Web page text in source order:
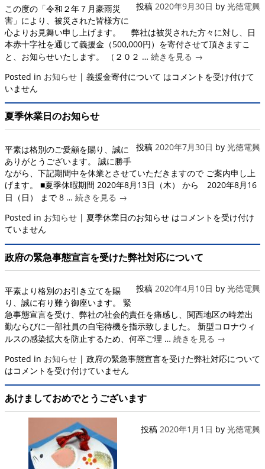
投稿 2020年9月30日 by 光徳電興
この度の「令和２年７月豪雨災
害」により、被災された皆様方に
心よりお見舞い申し上げます。 弊社は被災された方々に対し、日
本赤十字社を通じて義援金（500,000円）を寄付させて頂きますこ
と、お知らせいたします。 （２０２ … 続きを見る →
Posted in お知らせ | 義援金寄付について はコメントを受け付けて
いません
夏季休業日のお知らせ
投稿 2020年7月30日 by 光徳電興
平素は格別のご愛顧を賜り、誠に
ありがとうございます。 誠に勝手
ながら、下記期間中を休業とさせていただきますので ご案内申し上
げます。 ■夏季休暇期間 2020年8月13日（木） から 2020年8月16
日（日） まで 8 … 続きを見る →
Posted in お知らせ | 夏季休業日のお知らせ はコメントを受け付け
ていません
政府の緊急事態宣言を受けた弊社対応について
投稿 2020年4月10日 by 光徳電興
平素より格別のお引き立てを賜
り、誠に有り難う御座います。 緊
急事態宣言を受け、弊社の社会的責任を痛感し、関西地区の時差出
勤ならびに一部社員の自宅待機を指示致しました。 新型コロナウィ
ルスの感染拡大を防止するため、何卒ご理 … 続きを見る →
Posted in お知らせ | 政府の緊急事態宣言を受けた弊社対応について
はコメントを受け付けていません
あけましておめでとうございます
投稿 2020年1月1日 by 光徳電興